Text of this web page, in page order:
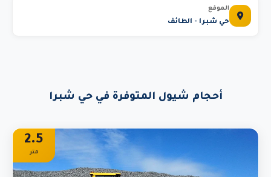
الموقع
حي شبرا - الطائف
أحجام شيول المتوفرة في حي شبرا
2.5
متر